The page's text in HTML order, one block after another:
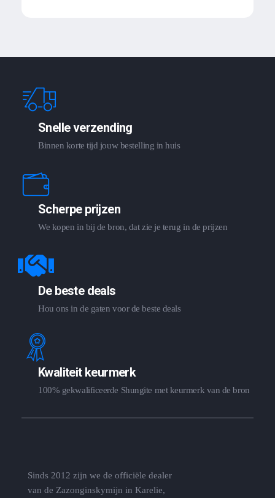
Snelle verzending
Binnen korte tijd jouw bestelling in huis
Scherpe prijzen
We kopen in bij de bron, dat zie je terug in de prijzen
De beste deals
Hou ons in de gaten voor de beste deals
Kwaliteit keurmerk
100% gekwalificeerde Shungite met keurmerk van de bron
Sinds 2012 zijn we de officiële dealer
van de Zazonginskymijn in Karelie,